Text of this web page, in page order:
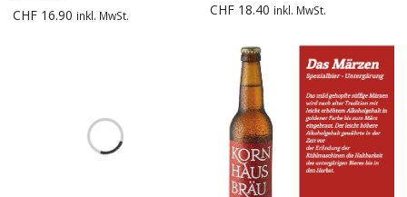
CHF 16.90 inkl. MwSt. CHF 18.40 inkl. MwSt.